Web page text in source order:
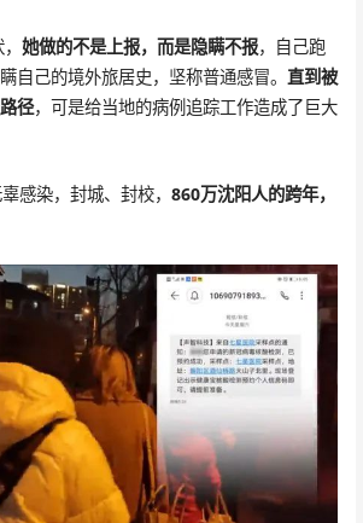
她做的不是上报，而是隐瞒不报，自己跑
自己的境外旅居史，坚称普通感冒。 直到被
径，可是给当地的病例追踪工作造成了巨大
感染，封城、封校， 860万沈阳人的跨年，